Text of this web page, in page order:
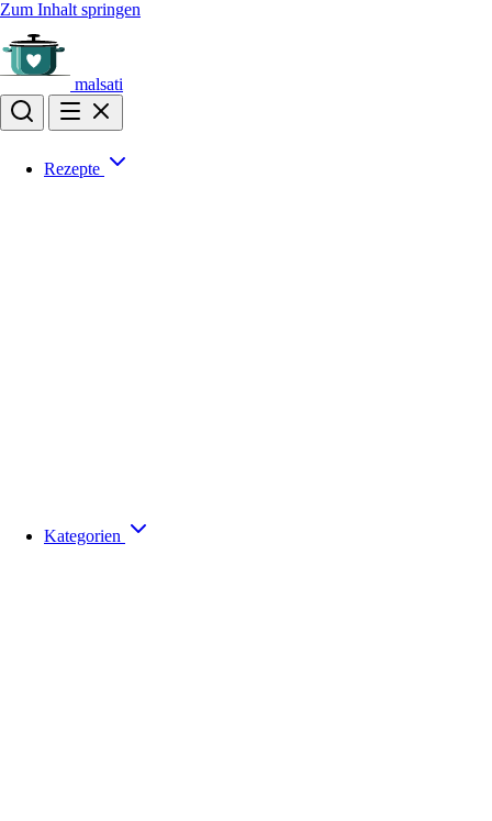
Zum Inhalt springen
malsati
Rezepte
Kategorien